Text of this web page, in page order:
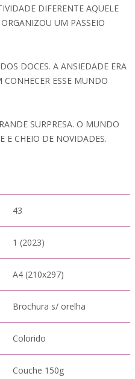
DIFERENTE AQUELE
UM PASSEIO
DOCES. A ANSIEDADE ERA
ESSE MUNDO
SURPRESA. O MUNDO
E CHEIO DE NOVIDADES.
43
1 (2023)
A4 (210x297)
Brochura s/ orelha
Colorido
Couche 150g